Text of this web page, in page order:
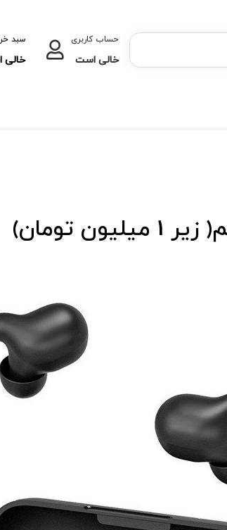
حساب کاربری
خالی است
سبد
تومان)